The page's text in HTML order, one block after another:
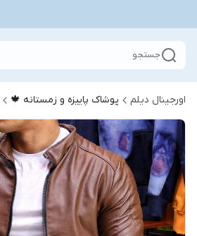
جستجو
اورجینال دیلم پوشاک پاییزه و زمستانه 🍁